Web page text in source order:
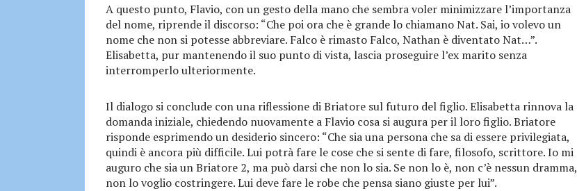
A questo punto, Flavio, con un gesto della mano che sembra voler minimizzare l’importanza
del nome, riprende il discorso: “Che poi ora che è grande lo chiamano Nat. Sai, io volevo un
nome che non si potesse abbreviare. Falco è rimasto Falco, Nathan è diventato Nat…”.
Elisabetta, pur mantenendo il suo punto di vista, lascia proseguire l’ex marito senza
interromperlo ulteriormente.
Il dialogo si conclude con una riflessione di Briatore sul futuro del figlio. Elisabetta rinnova la
domanda iniziale, chiedendo nuovamente a Flavio cosa si augura per il loro figlio. Briatore
risponde esprimendo un desiderio sincero: “Che sia una persona che sa di essere privilegiata,
quindi è ancora più difficile. Lui potrà fare le cose che si sente di fare, filosofo, scrittore. Io mi
auguro che sia un Briatore 2, ma può darsi che non lo sia. Se non lo è, non c’è nessun dramma,
non lo voglio costringere. Lui deve fare le robe che pensa siano giuste per lui”.